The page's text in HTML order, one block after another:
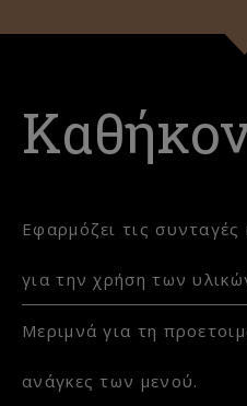
Εφαρμόζει τις
για την χρήση των
Μεριμνά για τη
ανάγκες των μενού.